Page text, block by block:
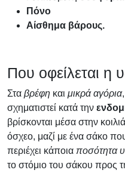
Πόνο
Αίσθημα βάρους.
Που οφείλεται η
Στα βρέφη και μικρά αγόρια
σχηματιστεί κατά την
βρίσκονται μέσα στην
όσχεο, μαζί με ένα σάκο
περιέχει κάποια ποσότητα
το στόμιο του σάκου προς